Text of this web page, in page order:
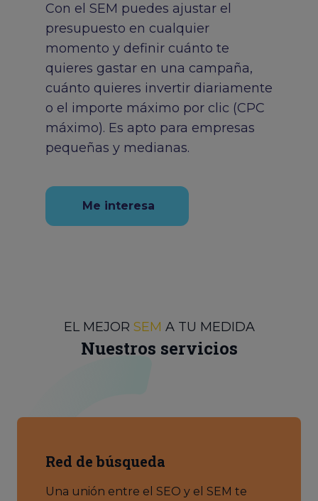
Con el SEM puedes ajustar el
presupuesto en cualquier
momento y definir cuánto te
quieres gastar en una campaña,
cuánto quieres invertir diariamente
o el importe máximo por clic (CPC
máximo). Es apto para empresas
pequeñas y medianas.
Me interesa
EL MEJOR SEM A TU MEDIDA
Nuestros servicios
Red de búsqueda
Una unión entre el SEO y el SEM te